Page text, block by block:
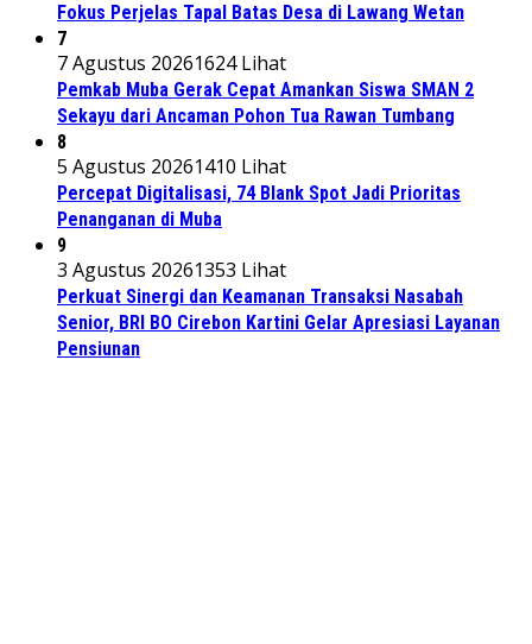
Fokus Perjelas Tapal Batas Desa di Lawang Wetan
7
7 Agustus 20261624 Lihat
Pemkab Muba Gerak Cepat Amankan Siswa SMAN 2
Sekayu dari Ancaman Pohon Tua Rawan Tumbang
8
5 Agustus 20261410 Lihat
Percepat Digitalisasi, 74 Blank Spot Jadi Prioritas
Penanganan di Muba
9
3 Agustus 20261353 Lihat
Perkuat Sinergi dan Keamanan Transaksi Nasabah
Senior, BRI BO Cirebon Kartini Gelar Apresiasi Layanan
Pensiunan